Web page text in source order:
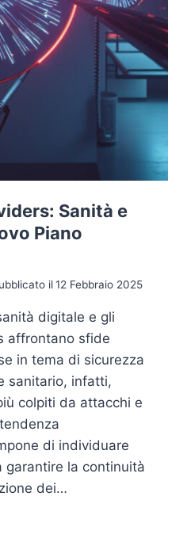
Sanità e
Piano
il12 Febbraio 2025
digitale e gli
affrontano sfide
in tema di sicurezza
sanitario, infatti,
colpiti da attacchi e
di individuare
garantire la continuità
dei…